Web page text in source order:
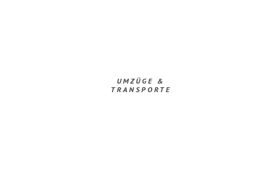
UMZÜGE &
TRANSPORTE